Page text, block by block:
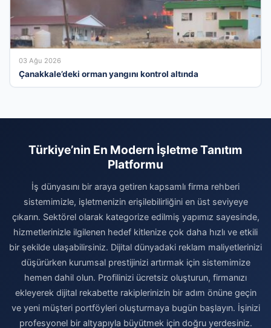
03 Ağu 2026
Çanakkale’deki orman yangını kontrol altında
Türkiye’nin En Modern İşletme Tanıtım
Platformu
İş dünyasını bir araya getiren kapsamlı firma rehberi
sistemimizle, işletmenizin erişilebilirliğini en üst seviyeye
çıkarın. Sektörel olarak kategorize edilmiş yapımız sayesinde,
hizmetlerinizle ilgilenen hedef kitlenize çok daha hızlı ve etkili
bir şekilde ulaşabilirsiniz. Dijital dünyadaki reklam maliyetlerinizi
düşürürken kurumsal prestijinizi artırmak için sistemimize
hemen dahil olun. Profilinizi ücretsiz oluşturun, firmanızı
ekleyerek dijital rekabette rakiplerinizin bir adım önüne geçin
ve yeni müşteri portföyleri oluşturmaya bugün başlayın. İşinizi
profesyonel bir altyapıyla büyütmek için doğru yerdesiniz.